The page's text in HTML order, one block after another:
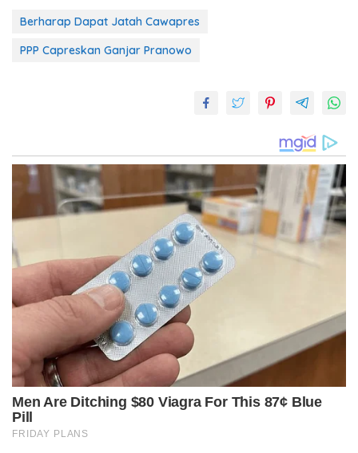
Berharap Dapat Jatah Cawapres
PPP Capreskan Ganjar Pranowo